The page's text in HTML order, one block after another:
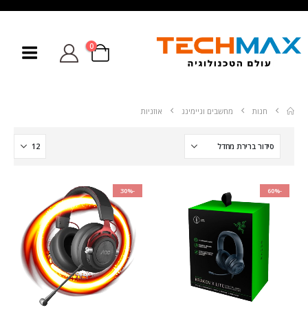
0
חנות מחשבים וגיימינג אוזניות
-60%
-30%